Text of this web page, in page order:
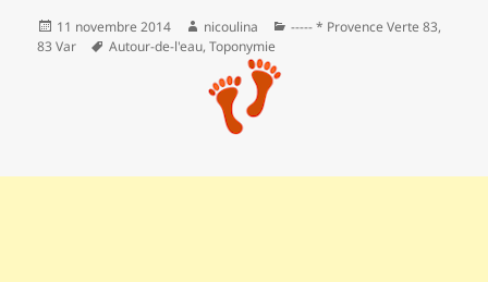
Publié
le
11 novembre 2014 Auteur
nicoulina Catégories
----- * Provence Verte 83,
83 Var
Mots-
clés
Autour-de-l'eau,Toponymie